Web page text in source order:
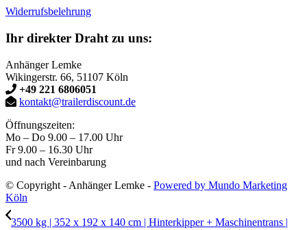
Widerrufsbelehrung
Ihr direkter Draht zu uns:
Anhänger Lemke
Wikingerstr. 66, 51107 Köln
+49 221 6806051
kontakt@trailerdiscount.de
Öffnungszeiten:
Mo – Do 9.00 – 17.00 Uhr
Fr 9.00 – 16.30 Uhr
und nach Vereinbarung
© Copyright - Anhänger Lemke - Powered by Mundo Marketing
Köln
3500 kg | 352 x 192 x 140 cm | Hinterkipper + Maschinentrans |